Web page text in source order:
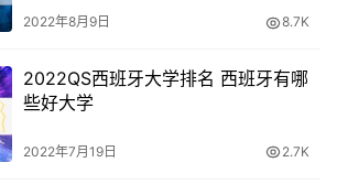
他人
2022年8月9日 8.7K
2022QS西班牙大学排名 西班牙有哪
些好大学
2022年7月19日 2.7K